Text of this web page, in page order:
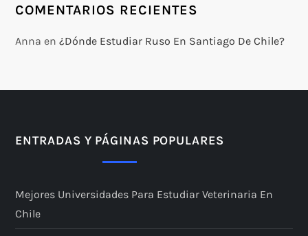
COMENTARIOS RECIENTES
Anna en¿Dónde Estudiar Ruso En Santiago De Chile?
ENTRADAS Y PÁGINAS POPULARES
Mejores Universidades Para Estudiar Veterinaria En
Chile